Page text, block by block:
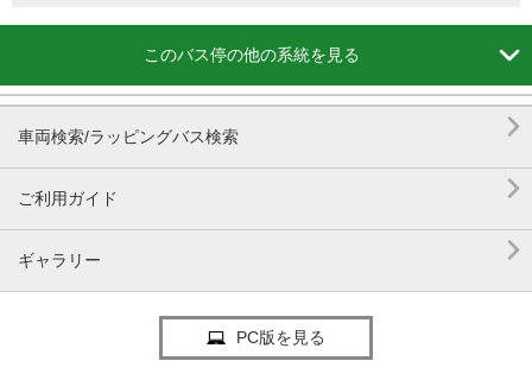
このバス停の他の系統を見る 
車両検索/ラッピングバス検索 
ご利用ガイド 
ギャラリー 
PC版を見る